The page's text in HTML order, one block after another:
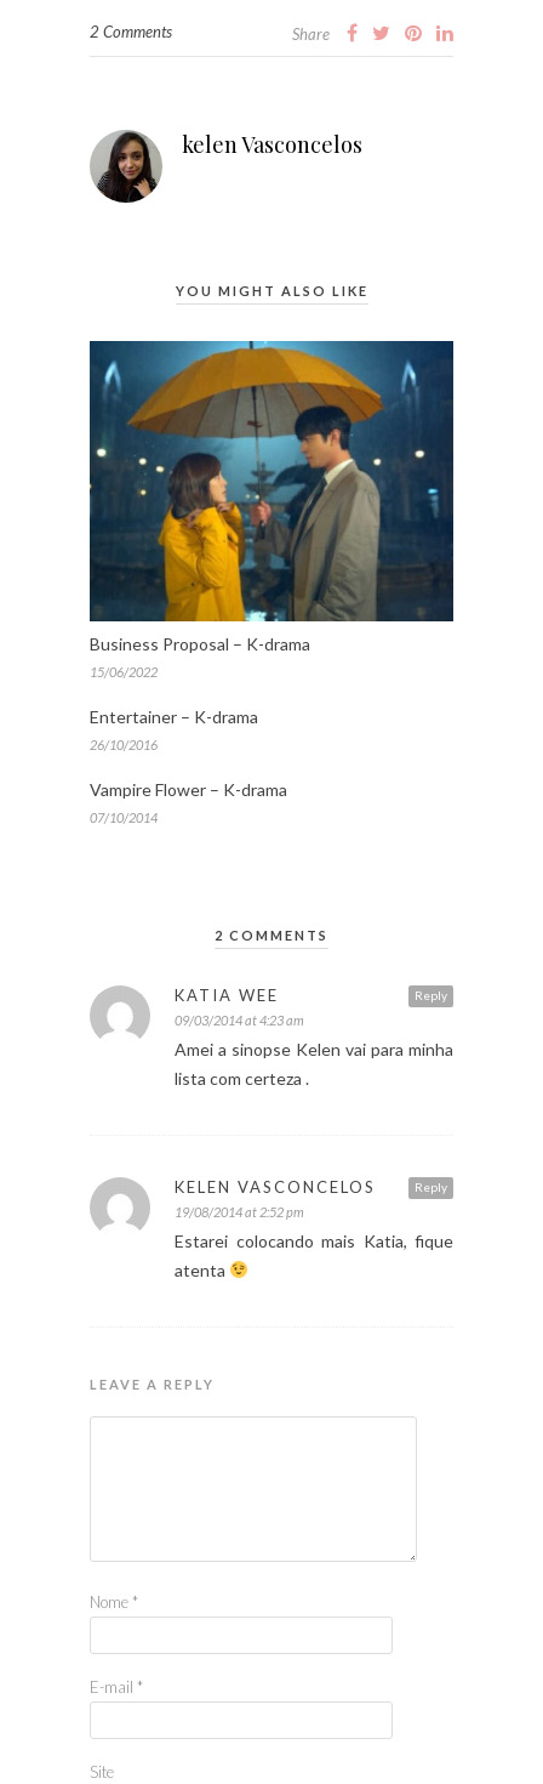
2 Comments Share
kelen Vasconcelos
YOU MIGHT ALSO LIKE
Business Proposal – K-drama
15/06/2022
Entertainer – K-drama
26/10/2016
Vampire Flower – K-drama
07/10/2014
2 COMMENTS
Reply
KATIA WEE
09/03/2014 at 4:23 am
Amei a sinopse Kelen vai para minha
lista com certeza .
Reply
KELEN VASCONCELOS
19/08/2014 at 2:52 pm
Estarei colocando mais Katia, fique
atenta
LEAVE A REPLY
Nome *
E-mail *
Site